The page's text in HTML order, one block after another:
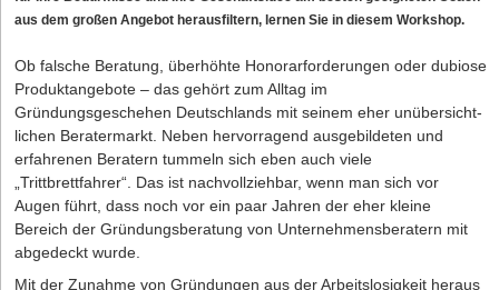
aus dem großen Angebot heraus­filtern, lernen Sie in diesem Workshop.
Ob falsche Beratung, überhöhte Honorarforderungen oder dubiose
Produktangebote – das gehört zum Alltag im
Gründungsgeschehen Deutschlands mit seinem eher unübersicht­
lichen Beratermarkt. Neben hervorragend ausgebildeten und
erfahrenen Beratern tummeln sich eben auch viele
„Trittbrettfahrer“. Das ist nachvollziehbar, wenn man sich vor
Augen führt, dass noch vor ein paar Jahren der eher kleine
Bereich der Gründungsberatung von Unternehmensberatern mit
abgedeckt wurde.
Mit der Zunahme von Gründungen aus der Arbeits­losigkeit heraus